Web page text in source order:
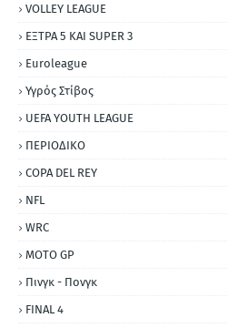
VOLLEY LEAGUE
ΕΞΤΡΑ 5 ΚΑΙ SUPER 3
Εuroleague
Υγρός Στίβος
UEFA YOUTH LEAGUE
ΠΕΡΙΟΔΙΚΟ
COPA DEL REY
NFL
WRC
MOTO GP
Πινγκ - Πονγκ
FINAL 4